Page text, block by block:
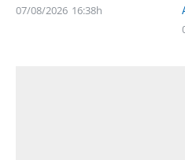
07/08/2026 16:38h